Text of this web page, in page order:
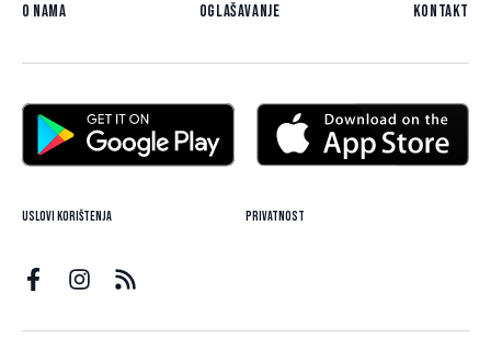
O nama Oglašavanje Kontakt
Uslovi korištenja Privatnost